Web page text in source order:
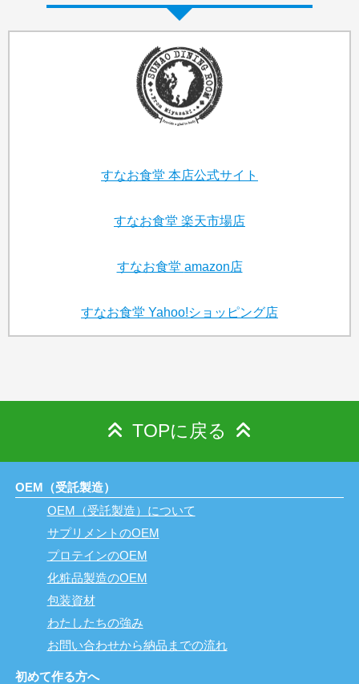
すなお食堂 本店公式サイト
すなお食堂 楽天市場店
すなお食堂 amazon店
すなお食堂 Yahoo!ショッピング店
TOPに戻る
OEM（受託製造）
OEM（受託製造）について
サプリメントのOEM
プロテインのOEM
化粧品製造のOEM
包装資材
わたしたちの強み
お問い合わせから納品までの流れ
初めて作る方へ